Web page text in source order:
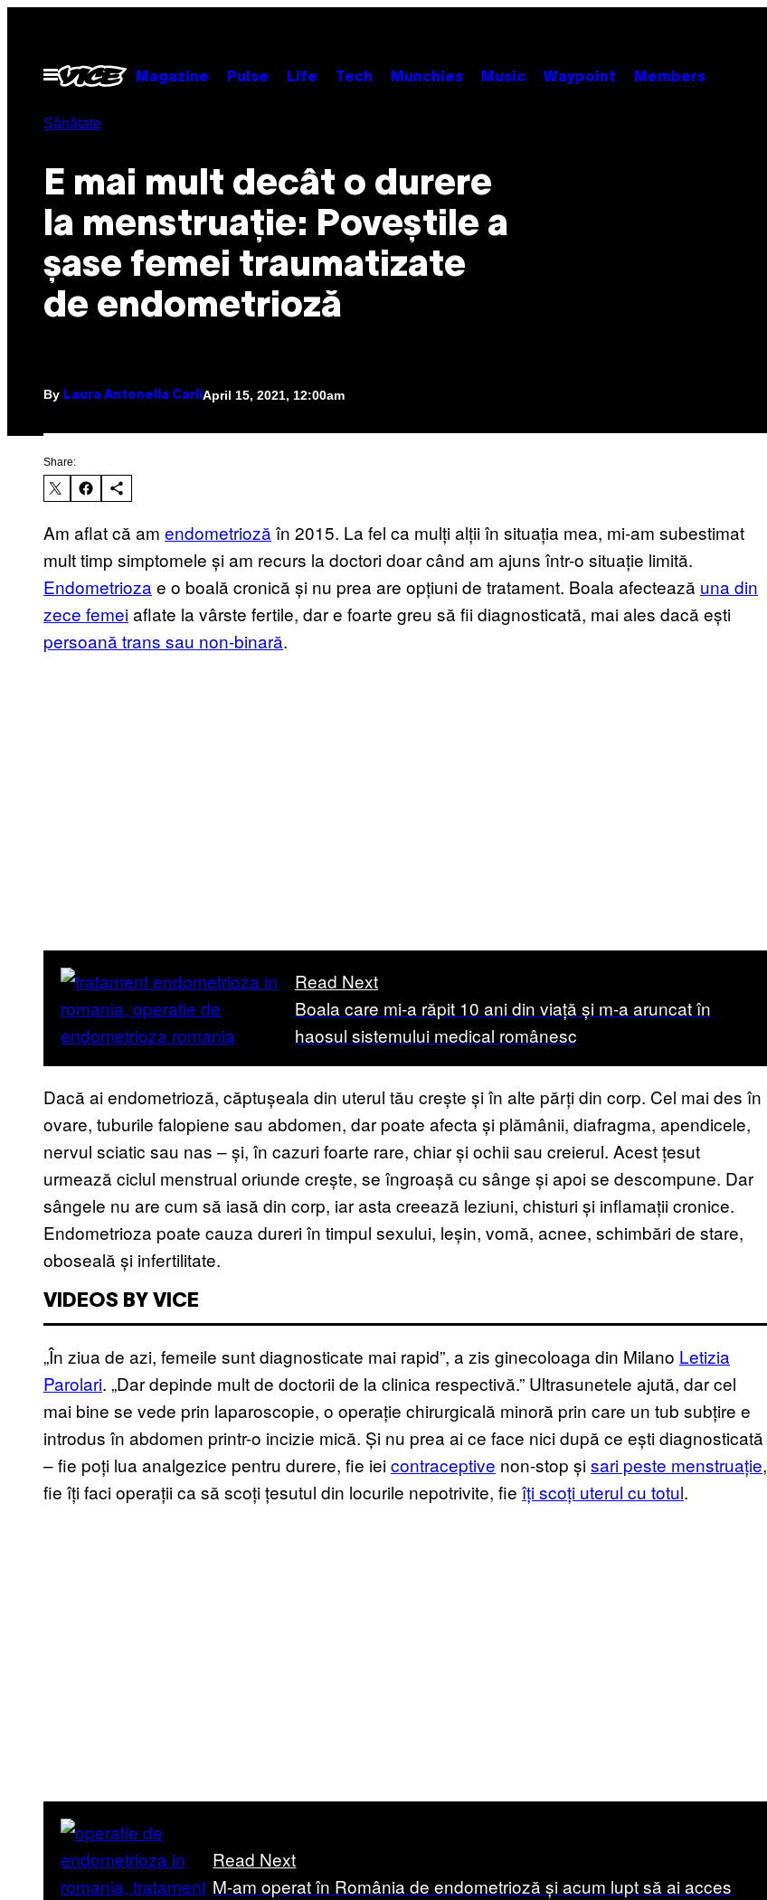
contentOpen
Menu
Magazine Pulse Life Tech Munchies Music Waypoint Members
Sănătate
E mai mult decât o durere
la menstruație: Poveștile a
șase femei traumatizate
de endometrioză
By Laura Antonella Carli April 15, 2021, 12:00am
Share:
Am aflat că am endometrioză în 2015. La fel ca mulți alții în situația mea, mi-am subestimat
mult timp simptomele și am recurs la doctori doar când am ajuns într-o situație limită.
Endometrioza e o boală cronică și nu prea are opțiuni de tratament. Boala afectează una din
zece femeiaflate la vârste fertile, dar e foarte greu să fii diagnosticată, mai ales dacă ești
persoană trans sau non-binară.
Read Next
Boala care mi-a răpit 10 ani din viață și m-a aruncat în
haosul sistemului medical românesc
Dacă ai endometrioză, căptușeala din uterul tău crește și în alte părți din corp. Cel mai des în
ovare, tuburile falopiene sau abdomen, dar poate afecta și plămânii, diafragma, apendicele,
nervul sciatic sau nas – și, în cazuri foarte rare, chiar și ochii sau creierul. Acest țesut
urmează ciclul menstrual oriunde crește, se îngroașă cu sânge și apoi se descompune. Dar
sângele nu are cum să iasă din corp, iar asta creează leziuni, chisturi și inflamații cronice.
Endometrioza poate cauza dureri în timpul sexului, leșin, vomă, acnee, schimbări de stare,
oboseală și infertilitate.
VIDEOS BY VICE
„În ziua de azi, femeile sunt diagnosticate mai rapid”, a zis ginecoloaga din Milano Letizia
Parolari. „Dar depinde mult de doctorii de la clinica respectivă.” Ultrasunetele ajută, dar cel
mai bine se vede prin laparoscopie, o operație chirurgicală minoră prin care un tub subțire e
introdus în abdomen printr-o incizie mică. Și nu prea ai ce face nici după ce ești diagnosticată
– fie poți lua analgezice pentru durere, fie ieicontraceptive non-stop șisari peste menstruație,
fie îți faci operații ca să scoți țesutul din locurile nepotrivite, fie îți scoți uterul cu totul.
Read Next
M-am operat în România de endometrioză și acum lupt să ai acces